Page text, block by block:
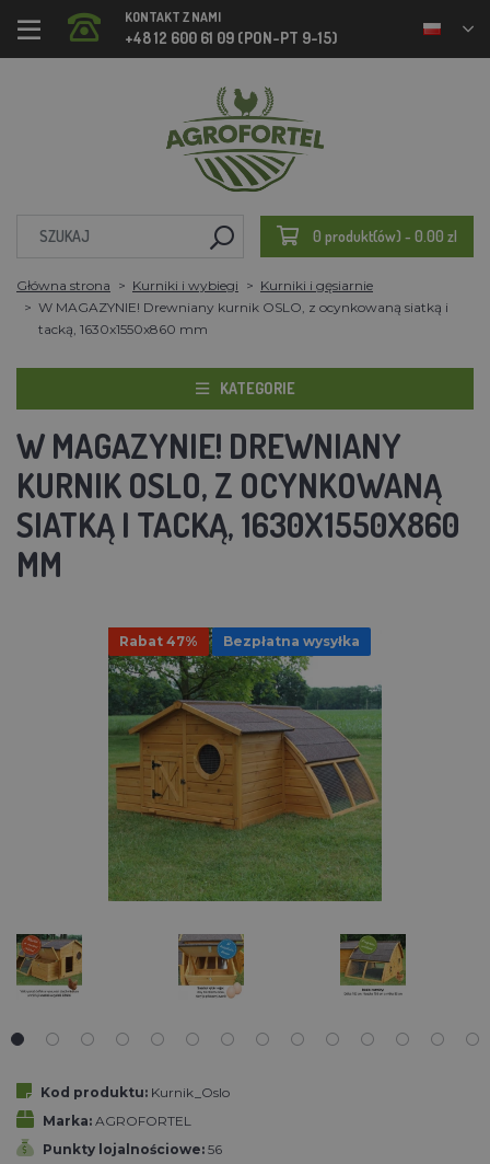
KONTAKT Z NAMI
+48 12 600 61 09 (PON-PT 9-15)
0 produkt(ów) - 0.00 zl
Główna strona Kurniki i wybiegi
Kurniki i gęsiarnie
W MAGAZYNIE! Drewniany kurnik OSLO, z ocynkowaną siatką i
tacką, 1630x1550x860 mm
KATEGORIE
W MAGAZYNIE! DREWNIANY
KURNIK OSLO, Z OCYNKOWANĄ
SIATKĄ I TACKĄ, 1630X1550X860
MM
Rabat 47% Bezpłatna wysyłka
Kod produktu: Kurnik_Oslo
Marka: AGROFORTEL
Punkty lojalnościowe: 56